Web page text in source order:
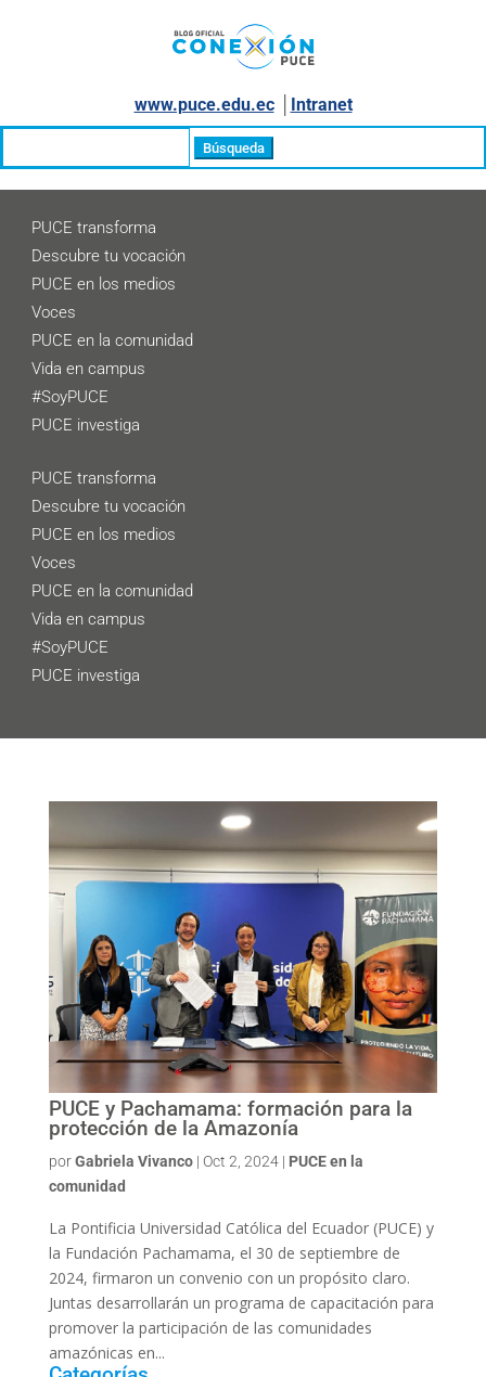
www.puce.edu.ec│ Intranet
PUCE transforma
Descubre tu vocación
PUCE en los medios
Voces
PUCE en la comunidad
Vida en campus
#SoyPUCE
PUCE investiga
PUCE transforma
Descubre tu vocación
PUCE en los medios
Voces
PUCE en la comunidad
Vida en campus
#SoyPUCE
PUCE investiga
PUCE y Pachamama: formación para la
protección de la Amazonía
porGabriela Vivanco| Oct 2, 2024| PUCE en la
comunidad
La Pontificia Universidad Católica del Ecuador (PUCE) y
la Fundación Pachamama, el 30 de septiembre de
2024, firmaron un convenio con un propósito claro.
Juntas desarrollarán un programa de capacitación para
promover la participación de las comunidades
amazónicas en...